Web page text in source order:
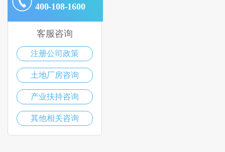
400-108-1600
客服咨询
注册公司政策
土地厂房咨询
产业扶持咨询
其他相关咨询